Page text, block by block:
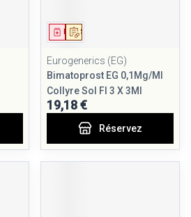
Sur prescription
Médicament
Eurogenerics (EG)
Bimatoprost EG 0,1Mg/Ml
Collyre Sol Fl 3 X 3Ml
19,18 €
Réservez